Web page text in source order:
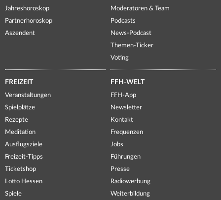
Jahreshoroskop
Partnerhoroskop
Aszendent
Moderatoren & Team
Podcasts
News-Podcast
Themen-Ticker
Voting
FREIZEIT
Veranstaltungen
Spielplätze
Rezepte
Meditation
Ausflugsziele
Freizeit-Tipps
Ticketshop
Lotto Hessen
Spiele
FFH-WELT
FFH-App
Newsletter
Kontakt
Frequenzen
Jobs
Führungen
Presse
Radiowerbung
Weiterbildung